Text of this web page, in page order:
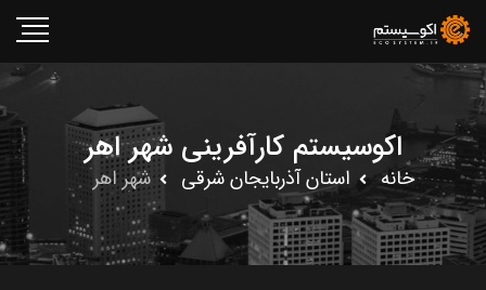
اکوسیستم کارآفرینی شهر اهر
خانه استان آذربايجان شرقى شهر اهر